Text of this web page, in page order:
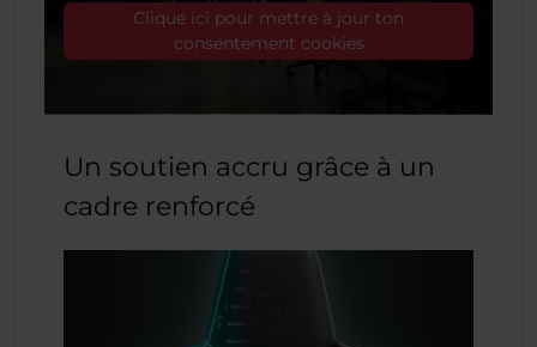
Clique ici pour mettre à jour ton
consentement cookies
Un soutien accru grâce à un
cadre renforcé